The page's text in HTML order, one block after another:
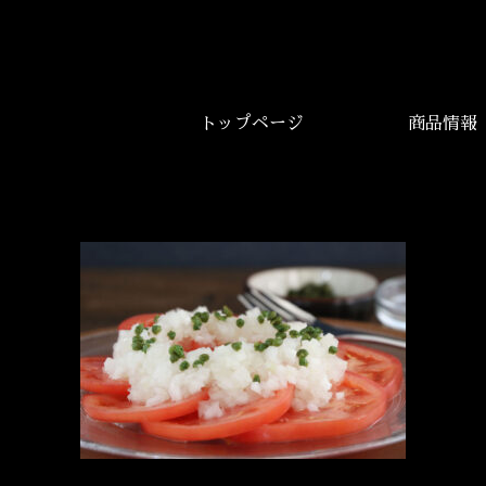
トップページ 商品情報